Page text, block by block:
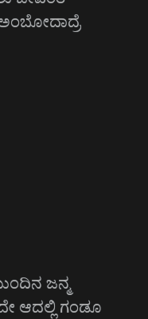
ಜನ್ಮ
ಆದಲ್ಲಿ ಗಂಡೂ